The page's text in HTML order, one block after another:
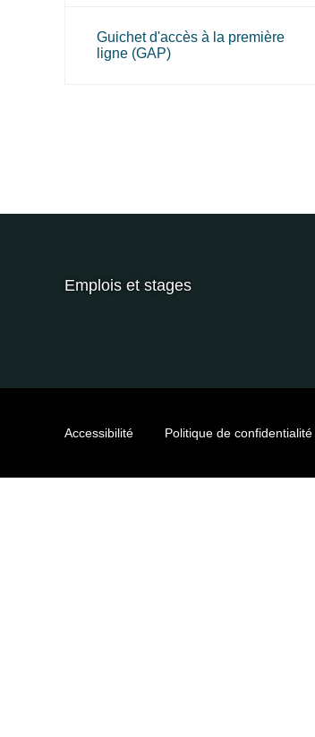
Guichet d'accès à la première
ligne (GAP)
Emplois et stages
Accessibilité Politique de confidentialité